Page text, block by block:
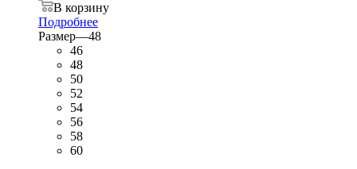
В корзину
Подробнее
Размер—48
46
48
50
52
54
56
58
60